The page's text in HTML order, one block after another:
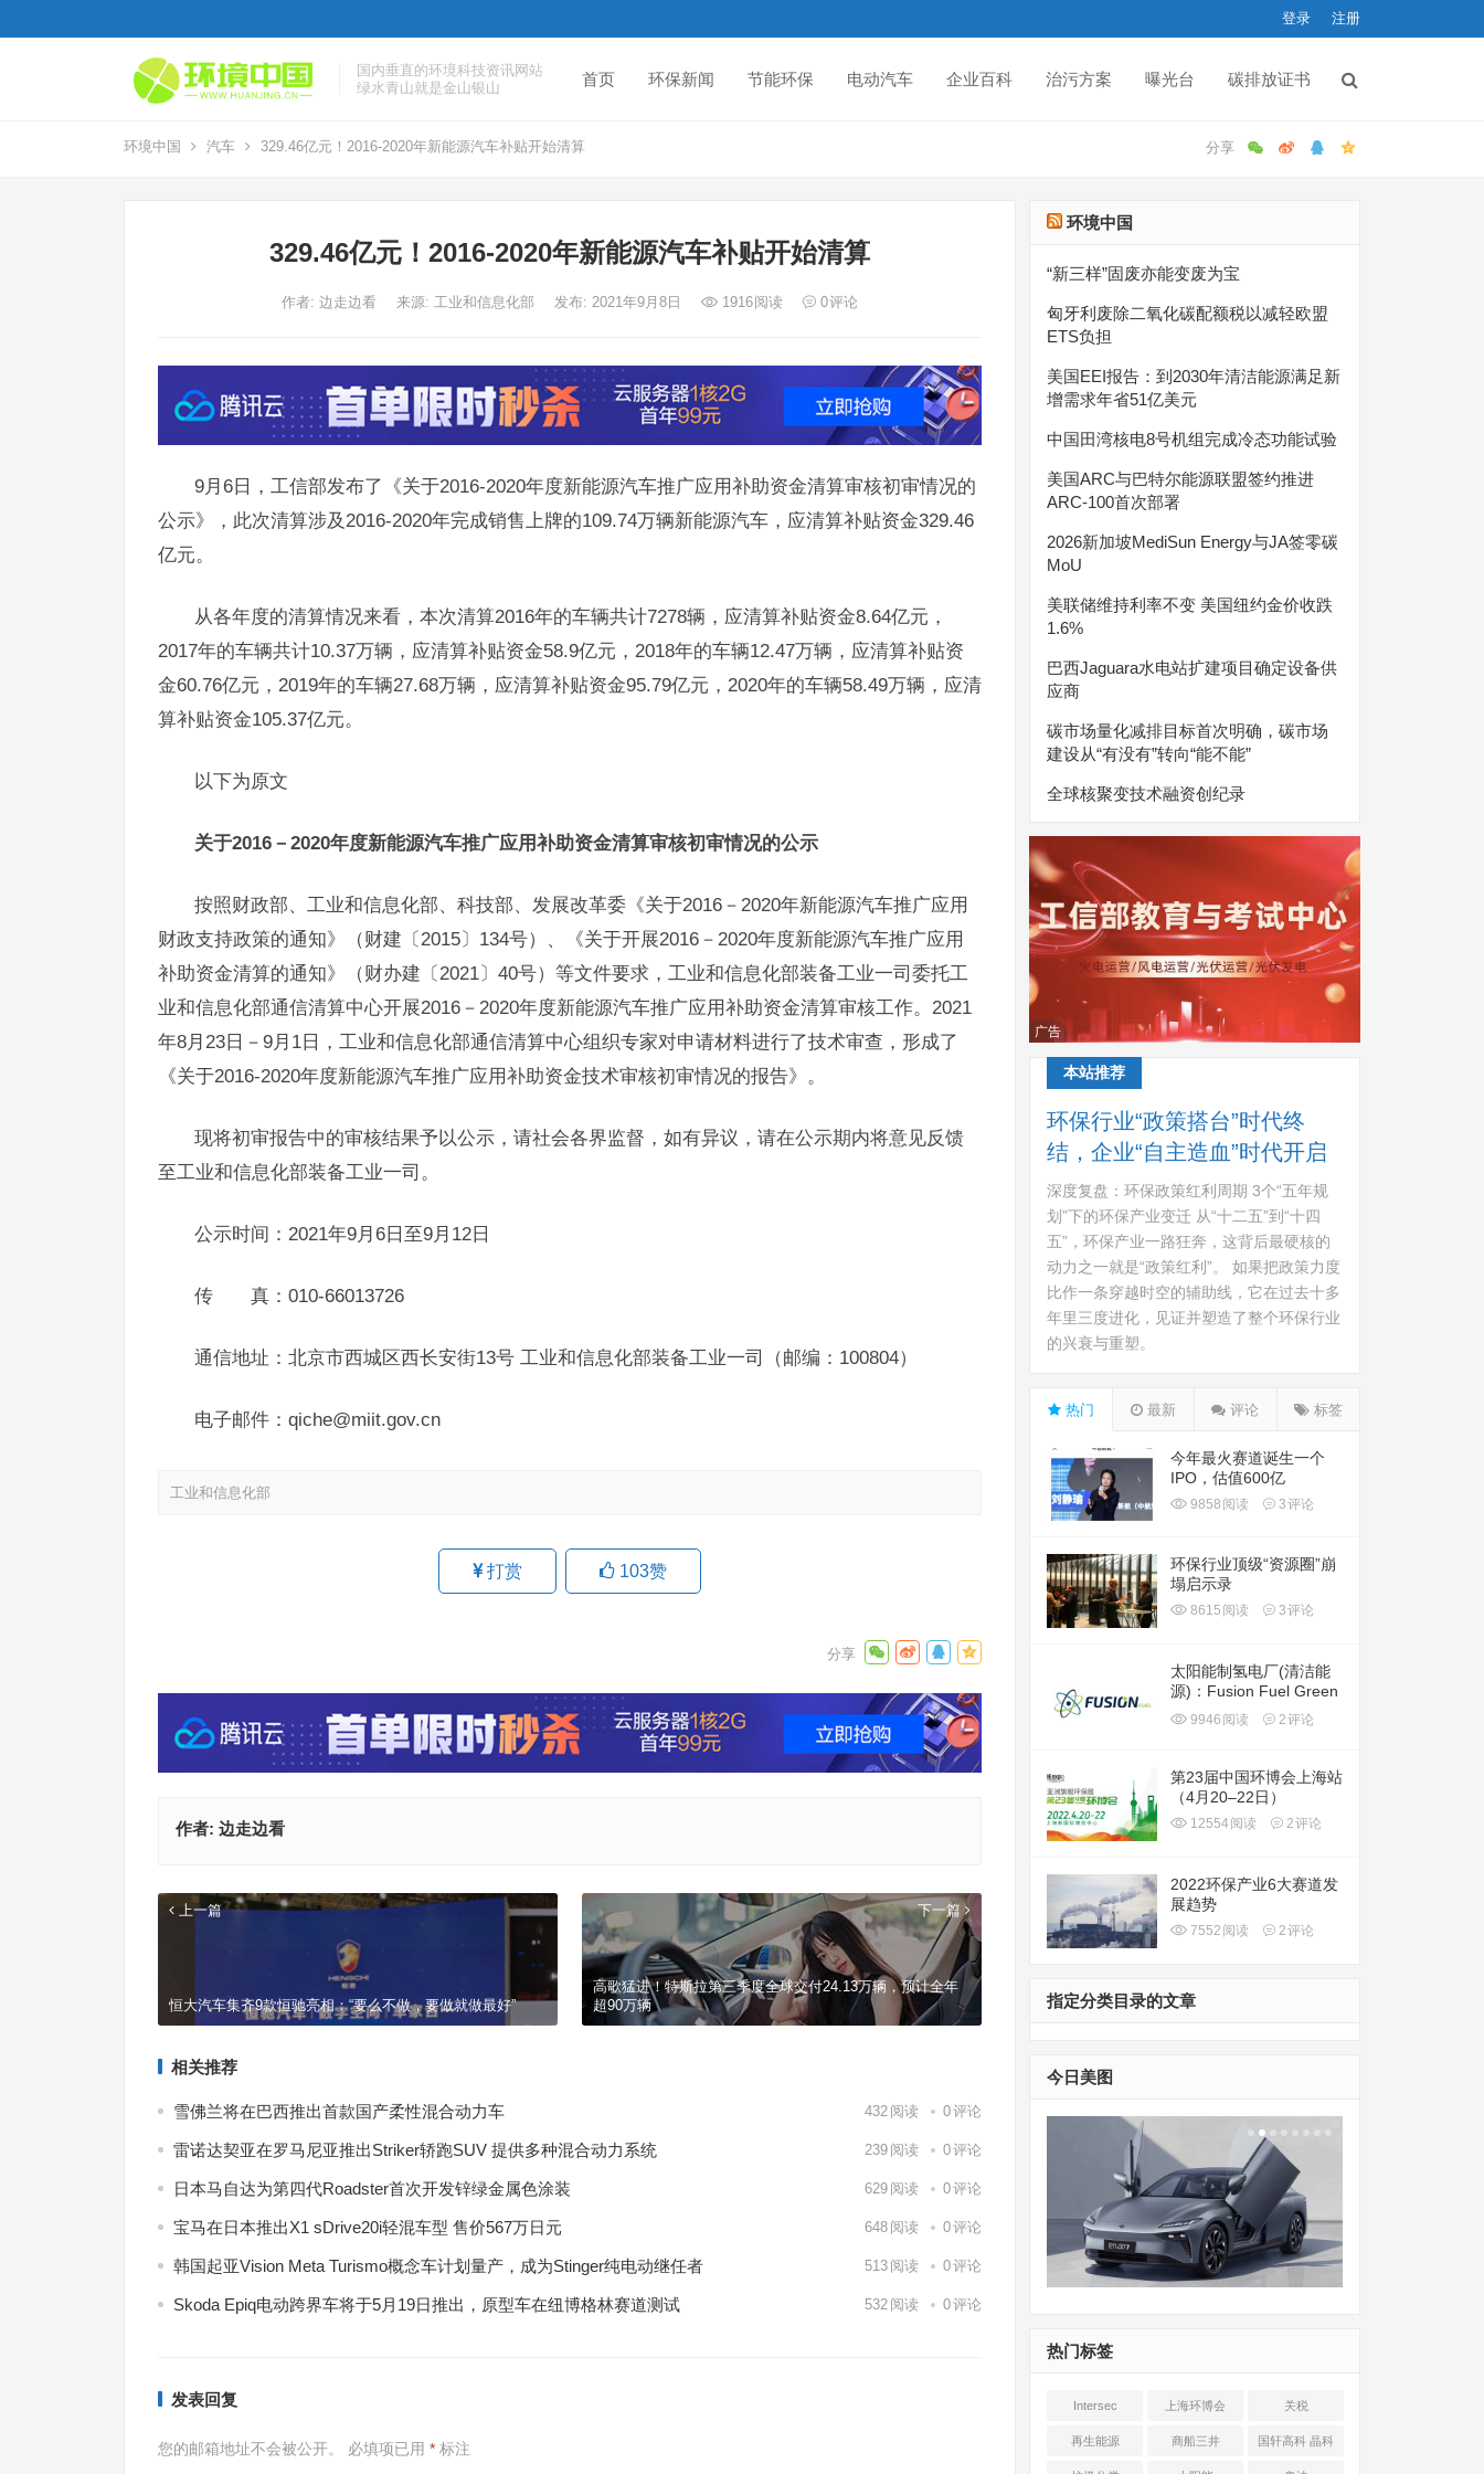
登录 注册
国内垂直的环境科技资讯网站
绿水青山就是金山银山
首页 环保新闻 节能环保 电动汽车 企业百科 治污方案 曝光台 碳排放证书
环境中国 汽车 329.46亿元！2016-2020年新能源汽车补贴开始清算
329.46亿元！2016-2020年新能源汽车补贴开始清算
作者: 边走边看 来源: 工业和信息化部 发布: 2021年9月8日 1916阅读 0评论
9月6日，工信部发布了《关于2016-2020年度新能源汽车推广应用补助资金清算审核初审情况的
公示》，此次清算涉及2016-2020年完成销售上牌的109.74万辆新能源汽车，应清算补贴资金329.46
亿元。
从各年度的清算情况来看，本次清算2016年的车辆共计7278辆，应清算补贴资金8.64亿元，
2017年的车辆共计10.37万辆，应清算补贴资金58.9亿元，2018年的车辆12.47万辆，应清算补贴资
金60.76亿元，2019年的车辆27.68万辆，应清算补贴资金95.79亿元，2020年的车辆58.49万辆，应清
算补贴资金105.37亿元。
以下为原文
关于2016－2020年度新能源汽车推广应用补助资金清算审核初审情况的公示
按照财政部、工业和信息化部、科技部、发展改革委《关于2016－2020年新能源汽车推广应用
财政支持政策的通知》（财建〔2015〕134号）、《关于开展2016－2020年度新能源汽车推广应用
补助资金清算的通知》（财办建〔2021〕40号）等文件要求，工业和信息化部装备工业一司委托工
业和信息化部通信清算中心开展2016－2020年度新能源汽车推广应用补助资金清算审核工作。2021
年8月23日－9月1日，工业和信息化部通信清算中心组织专家对申请材料进行了技术审查，形成了
《关于2016-2020年度新能源汽车推广应用补助资金技术审核初审情况的报告》。
现将初审报告中的审核结果予以公示，请社会各界监督，如有异议，请在公示期内将意见反馈
至工业和信息化部装备工业一司。
公示时间：2021年9月6日至9月12日
传 真：010-66013726
通信地址：北京市西城区西长安街13号 工业和信息化部装备工业一司（邮编：100804）
电子邮件：qiche@miit.gov.cn
工业和信息化部
打赏 103赞
作者: 边走边看
上一篇
恒大汽车集齐9款恒驰亮相：“要么不做，要做就做最好”
下一篇
高歌猛进！特斯拉第三季度全球交付24.13万辆，预计全年
超90万辆
相关推荐
雪佛兰将在巴西推出首款国产柔性混合动力车 432 阅读 0评论
雷诺达契亚在罗马尼亚推出Striker轿跑SUV 提供多种混合动力系统 239 阅读 0评论
日本马自达为第四代Roadster首次开发锌绿金属色涂装 629 阅读 0评论
宝马在日本推出X1 sDrive20i轻混车型 售价567万日元 648 阅读 0评论
韩国起亚Vision Meta Turismo概念车计划量产，成为Stinger纯电动继任者 513 阅读 0评论
Skoda Epiq电动跨界车将于5月19日推出，原型车在纽博格林赛道测试 532 阅读 0评论
发表回复
您的邮箱地址不会被公开。 必填项已用 * 标注
环境中国
“新三样”固废亦能变废为宝
匈牙利废除二氧化碳配额税以减轻欧盟
ETS负担
美国EEI报告：到2030年清洁能源满足新
增需求年省51亿美元
中国田湾核电8号机组完成冷态功能试验
美国ARC与巴特尔能源联盟签约推进
ARC-100首次部署
2026新加坡MediSun Energy与JA签零碳
MoU
美联储维持利率不变 美国纽约金价收跌
1.6%
巴西Jaguara水电站扩建项目确定设备供
应商
碳市场量化减排目标首次明确，碳市场
建设从“有没有”转向“能不能”
全球核聚变技术融资创纪录
广告
本站推荐
环保行业“政策搭台”时代终
结，企业“自主造血”时代开启
深度复盘：环保政策红利周期 3个“五年规
划”下的环保产业变迁 从“十二五”到“十四
五”，环保产业一路狂奔，这背后最硬核的
动力之一就是“政策红利”。 如果把政策力度
比作一条穿越时空的辅助线，它在过去十多
年里三度进化，见证并塑造了整个环保行业
的兴衰与重塑。
热门 最新 评论 标签
今年最火赛道诞生一个
IPO，估值600亿
9858 阅读 3评论
环保行业顶级“资源圈”崩
塌启示录
8615 阅读 3评论
太阳能制氢电厂(清洁能
源)：Fusion Fuel Green
plc(HTOO)
9946 阅读 2评论
第23届中国环博会上海站
（4月20–22日）
12554 阅读 2评论
2022环保产业6大赛道发
展趋势
7552 阅读 2评论
指定分类目录的文章
今日美图
7月9日 上海合作组织国家绿色发展论坛开幕
式现场
热门标签
Intersec
Shanghai
上海环博会 关税
再生能源 商船三井 国轩高科 晶科